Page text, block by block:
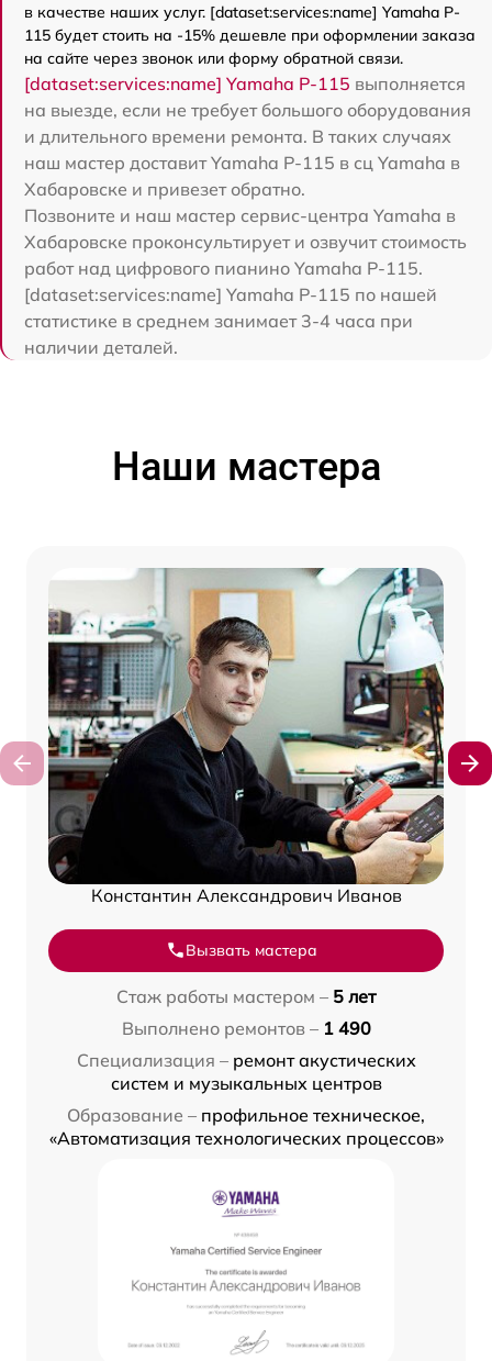
в качестве наших услуг. [dataset:services:name] Yamaha P-
115 будет стоить на -15% дешевле при оформлении заказа
на сайте через звонок или форму обратной связи.
[dataset:services:name] Yamaha P-115 выполняется
на выезде, если не требует большого оборудования
и длительного времени ремонта. В таких случаях
наш мастер доставит Yamaha P-115 в сц Yamaha в
Хабаровске и привезет обратно.
Позвоните и наш мастер сервис-центра Yamaha в
Хабаровске проконсультирует и озвучит стоимость
работ над цифрового пианино Yamaha P-115.
[dataset:services:name] Yamaha P-115 по нашей
статистике в среднем занимает 3-4 часа при
наличии деталей.
Наши мастера
Константин Александрович Иванов
Вызвать мастера
Стаж работы мастером – 5 лет
Выполнено ремонтов – 1 490
Специализация – ремонт акустических
систем и музыкальных центров
Образование – профильное техническое,
«Автоматизация технологических процессов»